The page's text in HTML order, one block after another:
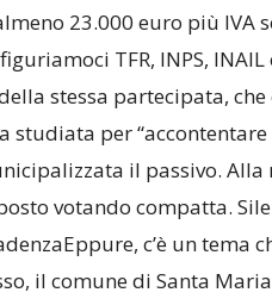
23.000 euro più IVA
TFR, INPS,
stessa partecipata,
studiata per
il passivo.
votando compatta.
c’è un tema
il comune di Santa